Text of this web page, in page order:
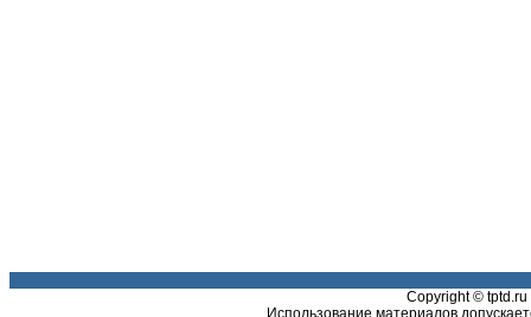
Copyright ©
Использование материалов